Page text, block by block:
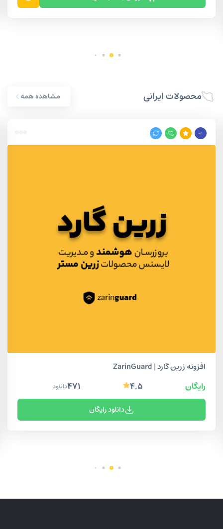
محصولات ایرانی مشاهده همه
افزونه زرین گارد | ZarinGuard
رایگان ۴.۵ ۴۷۱دانلود
دانلود رایگان